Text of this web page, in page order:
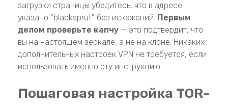
загрузки страницы убедитесь, что в адресе
указано “blacksprut” без искажений. Первым
делом проверьте капчу — это подтвердит, что
вы на настоящем зеркале, а не на клоне. Никаких
дополнительных настроек VPN не требуется, если
использовать именно эту инструкцию.
Пошаговая настройка TOR-